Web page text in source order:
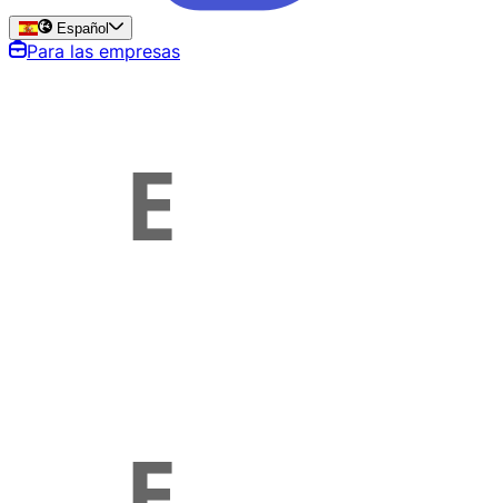
Español
Para las empresas